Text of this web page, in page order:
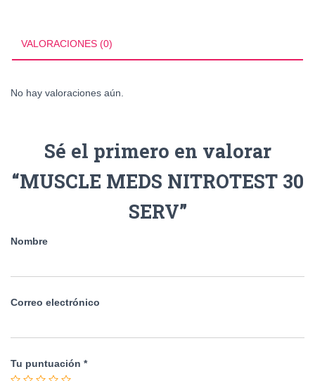
VALORACIONES (0)
No hay valoraciones aún.
Sé el primero en valorar
“MUSCLE MEDS NITROTEST 30
SERV”
Nombre
Correo electrónico
Tu puntuación *